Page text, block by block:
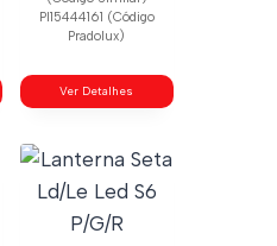
Pl15444161 (Código
Pradolux)
Ver Detalhes